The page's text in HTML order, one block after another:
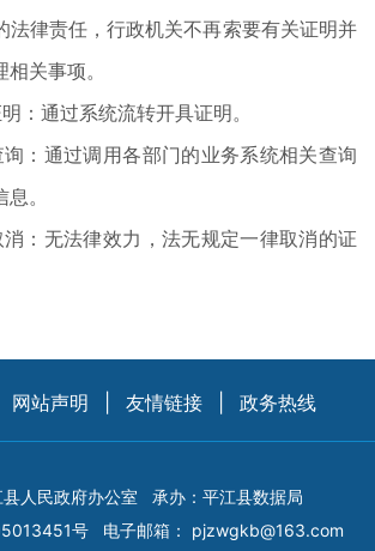
法律责任，行政机关不再索要有关证明并
关事项。
明：通过系统流转开具证明。
询：通过调用各部门的业务系统相关查询
。
消：无法律效力，法无规定一律取消的证
网站声明 友情链接 政务热线
人民政府办公室
承办：平江县数据局
号 电子邮箱： pjzwgkb@163.com